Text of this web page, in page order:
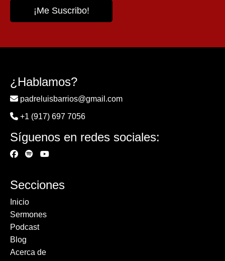
¿Hablamos?
padreluisbarrios@gmail.com
+1 (917) 697 7056
Síguenos en redes sociales:
Secciones
Inicio
Sermones
Podcast
Blog
Acerca de